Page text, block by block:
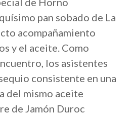
pan sobado de La
acompañamiento
y el aceite. Como
los asistentes
consistente en una
del mismo aceite
de Jamón Duroc